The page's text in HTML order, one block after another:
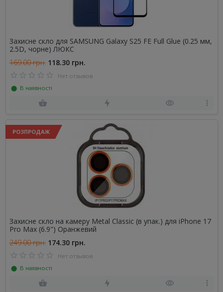
Захисне скло для SAMSUNG Galaxy S25 FE Full Glue (0.25 мм,
2.5D, чорне) ЛЮКС
169.00 грн. 118.30 грн.
Нет отзывов
⬤ В наявності
РОЗПРОДАЖ
Захисне скло на камеру Metal Classic (в упак.) для iPhone 17
Pro Max (6.9") Оранжевий
249.00 грн. 174.30 грн.
Нет отзывов
⬤ В наявності